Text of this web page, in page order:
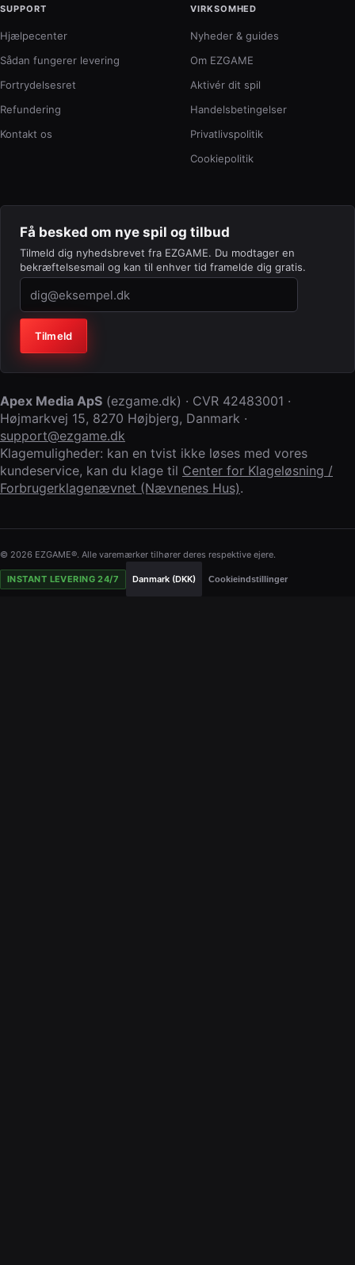
SUPPORT
Hjælpecenter
Sådan fungerer levering
Fortrydelsesret
Refundering
Kontakt os
VIRKSOMHED
Nyheder & guides
Om EZGAME
Aktivér dit spil
Handelsbetingelser
Privatlivspolitik
Cookiepolitik
Få besked om nye spil og tilbud
Tilmeld dig nyhedsbrevet fra EZGAME. Du modtager en
bekræftelsesmail og kan til enhver tid framelde dig gratis.
Virksomhed (lad feltet stå tomt)
Tilmeld
Apex Media ApS (ezgame.dk) · CVR 42483001 ·
Højmarkvej 15, 8270 Højbjerg, Danmark ·
support@ezgame.dk
Klagemuligheder: kan en tvist ikke løses med vores
kundeservice, kan du klage til Center for Klageløsning /
Forbrugerklagenævnet (Nævnenes Hus).
© 2026 EZGAME®. Alle varemærker tilhører deres respektive ejere.
INSTANT LEVERING 24/7 Danmark (DKK) Cookieindstillinger